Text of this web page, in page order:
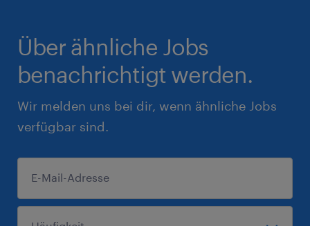
Über ähnliche Jobs
benachrichtigt werden.
Wir melden uns bei dir, wenn ähnliche Jobs
verfügbar sind.